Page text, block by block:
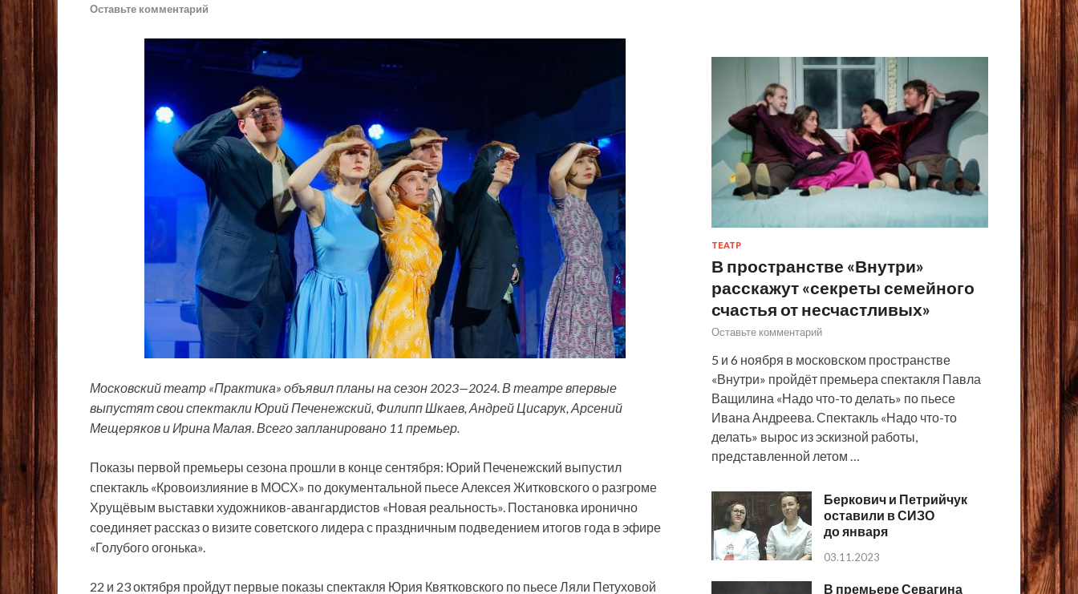
Оставьте комментарий
Московский театр «Практика» объявил планы на сезон 2023—2024. В театре впервые
выпустят свои спектакли Юрий Печенежский, Филипп Шкаев, Андрей Цисарук, Арсений
Мещеряков и Ирина Малая. Всего запланировано 11 премьер.
Показы первой премьеры сезона прошли в конце сентября: Юрий Печенежский выпустил
спектакль «Кровоизлияние в МОСХ» по документальной пьесе Алексея Житковского о разгроме
Хрущёвым выставки художников-авангардистов «Новая реальность». Постановка иронично
соединяет рассказ о визитесоветского лидера с праздничным подведением итогов года в эфире
«Голубого огонька».
22 и 23 октября пройдут первые показы спектакля Юрия Квятковского по пьесе Ляли Петуховой
ТЕАТР
В пространстве «Внутри»
расскажут «секреты семейного
счастья от несчастливых»
Оставьте комментарий
5 и 6 ноября в московском пространстве
«Внутри» пройдёт премьера спектакля Павла
Ващилина «Надо что-то делать» по пьесе
Ивана Андреева. Спектакль «Надо что-то
делать» вырос из эскизной работы,
представленной летом …
Беркович и Петрийчук
оставили в СИЗО
до января
03.11.2023
В премьере Севагина